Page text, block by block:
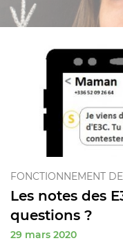
FONCTIONNEMENT
Les notes des
questions ?
29 mars 2020